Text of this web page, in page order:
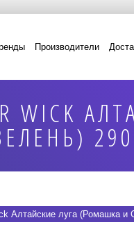
Производители
Алтайские луга (Ромашка и